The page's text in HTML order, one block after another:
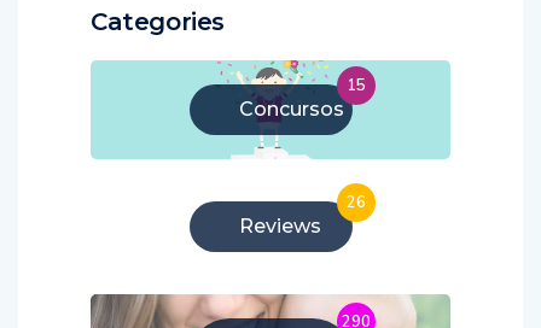
Categories
Concursos
15
Reviews
26
290